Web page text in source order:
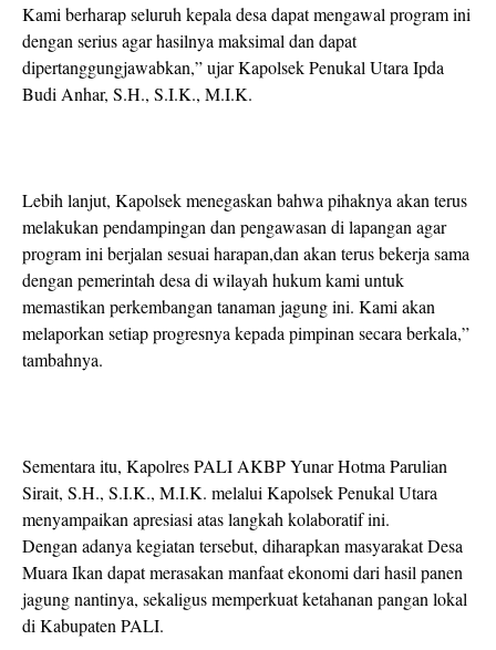
Kami berharap seluruh kepala desa dapat mengawal program ini
dengan serius agar hasilnya maksimal dan dapat
dipertanggungjawabkan,” ujar Kapolsek Penukal Utara Ipda
Budi Anhar, S.H., S.I.K., M.I.K.
Lebih lanjut, Kapolsek menegaskan bahwa pihaknya akan terus
melakukan pendampingan dan pengawasan di lapangan agar
program ini berjalan sesuai harapan,dan akan terus bekerja sama
dengan pemerintah desa di wilayah hukum kami untuk
memastikan perkembangan tanaman jagung ini. Kami akan
melaporkan setiap progresnya kepada pimpinan secara berkala,”
tambahnya.
Sementara itu, Kapolres PALI AKBP Yunar Hotma Parulian
Sirait, S.H., S.I.K., M.I.K. melalui Kapolsek Penukal Utara
menyampaikan apresiasi atas langkah kolaboratif ini.
Dengan adanya kegiatan tersebut, diharapkan masyarakat Desa
Muara Ikan dapat merasakan manfaat ekonomi dari hasil panen
jagung nantinya, sekaligus memperkuat ketahanan pangan lokal
di Kabupaten PALI.